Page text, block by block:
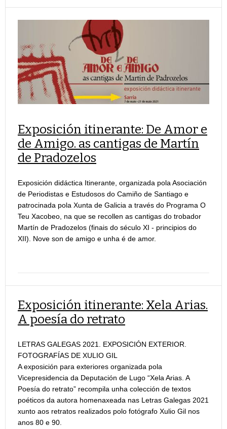
Exposición itinerante: De Amor e
de Amigo. as cantigas de Martín
de Pradozelos
Exposición didáctica Itinerante, organizada pola Asociación
de Periodistas e Estudosos do Camiño de Santiago e
patrocinada pola Xunta de Galicia a través do Programa O
Teu Xacobeo, na que se recollen as cantigas do trobador
Martín de Pradozelos (finais do século XI - principios do
XII). Nove son de amigo e unha é de amor.
Exposición itinerante: Xela Arias.
A poesía do retrato
LETRAS GALEGAS 2021. EXPOSICIÓN EXTERIOR.
FOTOGRAFÍAS DE XULIO GIL
A exposición para exteriores organizada pola
Vicepresidencia da Deputación de Lugo “Xela Arias. A
Poesía do retrato” recompila unha colección de textos
poéticos da autora homenaxeada nas Letras Galegas 2021
xunto aos retratos realizados polo fotógrafo Xulio Gil nos
anos 80 e 90.